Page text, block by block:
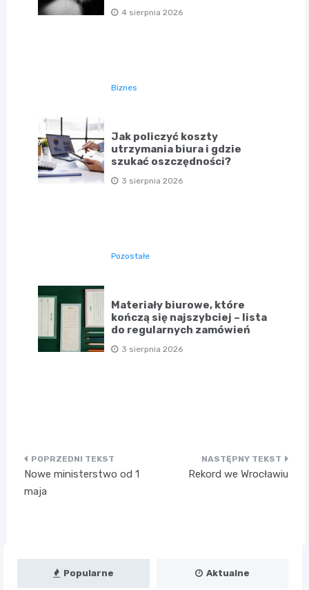
4 sierpnia 2026
Biznes
Jak policzyć koszty
utrzymania biura i gdzie
szukać oszczędności?
3 sierpnia 2026
Pozostałe
Materiały biurowe, które
kończą się najszybciej – lista
do regularnych zamówień
3 sierpnia 2026
Nawigacja
wpisu
Nowe ministerstwo od 1
maja
Rekord we Wrocławiu
Popularne Aktualne